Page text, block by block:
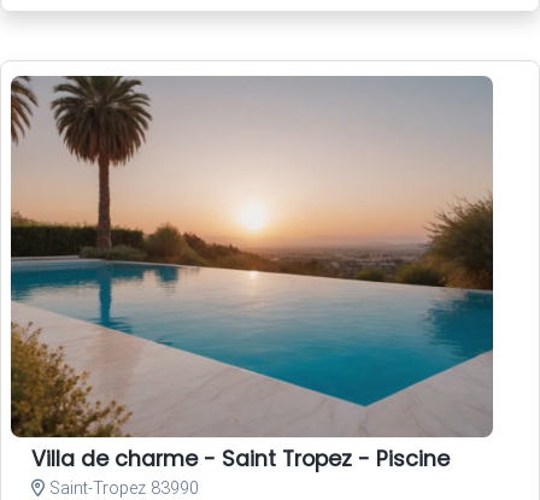
Villa de charme - Saint Tropez - Piscine
Saint-Tropez 83990